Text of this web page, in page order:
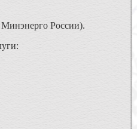
России).